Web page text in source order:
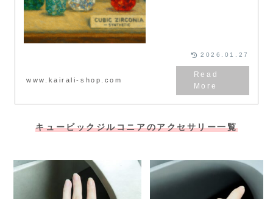
www.kairali-shop.com
2026.01.27
キュービックジルコニアのアクセサリー一覧